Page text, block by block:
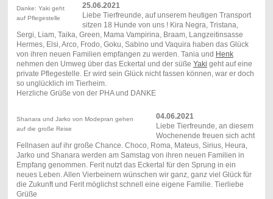
Danke: Yaki geht
auf Pflegestelle
25.06.2021
Liebe Tierfreunde, auf unserem heutigen Transport
sitzen 18 Hunde von uns ! Kira Negra, Tristana,
Sergi, Liam, Taika, Green, Mama Vampirina, Braam, Langzeitinsasse
Hermes, Elsi, Arco, Frodo, Goku, Sabino und Vaquira haben das Glück
von ihren neuen Familien empfangen zu werden. Tania und Henk
nehmen den Umweg über das Eckertal und der süße Yaki geht auf eine
private Pflegestelle. Er wird sein Glück nicht fassen können, war er doch
so unglücklich im Tierheim.
Herzliche Grüße von der PHA und DANKE
Shanara und Jarko von Modepran gehen
auf die große Reise
04.06.2021
Liebe Tierfreunde, an diesem
Wochenende freuen sich acht
Fellnasen auf ihr große Chance. Choco, Roma, Mateus, Sirius, Heura,
Jarko und Shanara werden am Samstag von ihren neuen Familien in
Empfang genommen. Ferit nutzt das Eckertal für den Sprung in ein
neues Leben. Allen Vierbeinern wünschen wir ganz, ganz viel Glück für
die Zukunft und Ferit möglichst schnell eine eigene Familie. Tierliebe
Grüße